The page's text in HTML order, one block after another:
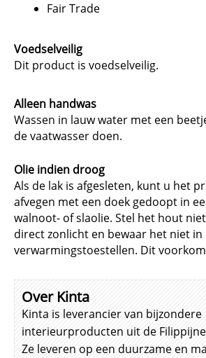
Fair Trade
Voedselveilig
Dit product is voedselveilig.
Alleen handwas
Wassen in lauw water met een
de vaatwasser doen.
Olie indien droog
Als de lak is afgesleten, kunt u het
afvegen met een doek gedoopt in
walnoot- of slaolie. Stel het hout
direct zonlicht en bewaar het niet
verwarmingstoestellen. Dit
Over Kinta
Kinta is leverancier van bijzondere
interieurproducten uit de
Ze leveren op een duurzame en